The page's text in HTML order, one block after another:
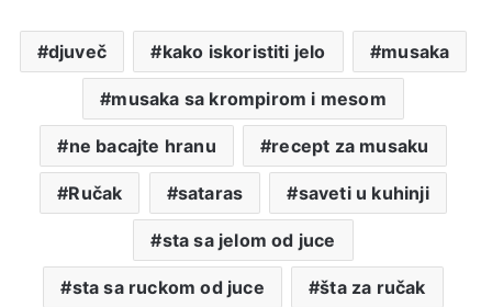
djuveč kako iskoristiti jelo musaka
musaka sa krompirom i mesom
ne bacajte hranu recept za musaku
Ručak sataras saveti u kuhinji
sta sa jelom od juce
sta sa ruckom od juce šta za ručak